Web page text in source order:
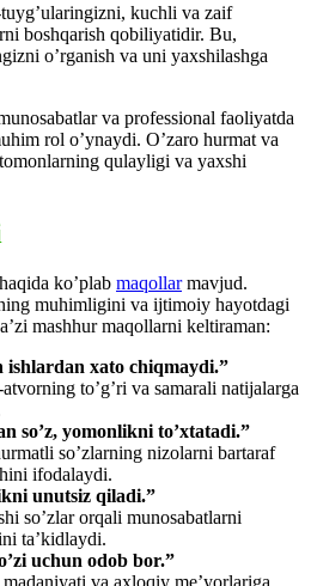
tuyg’ularingizni, kuchli va zaif
boshqarish qobiliyatidir. Bu,
o’rganish va uni yaxshilashga
va professional faoliyatda
rol o’ynaydi. O’zaro hurmat va
qulayligi va yaxshi
ko’plab maqollarmavjud.
muhimligini va ijtimoiy hayotdagi
mashhur maqollarni keltiraman:
ishlardan xato chiqmaydi.”
to’g’ri va samarali natijalarga
so’z, yomonlikni to’xtatadi.”
so’zlarning nizolarni bartaraf
ifodalaydi.
unutsiz qiladi.”
so’zlar orqali munosabatlarni
ta’kidlaydi.
uchun odob bor.”